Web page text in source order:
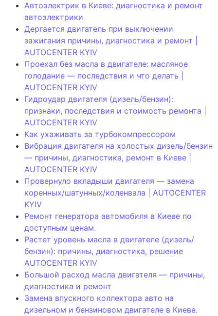
Автоэлектрик в Киеве: диагностика и ремонт
автоэлектрики
Дергается двигатель при выключении
зажигания причины, диагностика и ремонт |
AUTOCENTER KYIV
Проехал без масла в двигателе: масляное
голодание — последствия и что делать |
AUTOCENTER KYIV
Гидроудар двигателя (дизель/бензин):
признаки, последствия и стоимость ремонта |
AUTOCENTER KYIV
Как ухаживать за турбокомпрессором
Вибрация двигателя на холостых дизель/бензин
— причины, диагностика, ремонт в Киеве |
AUTOCENTER KYIV
Провернуло вкладыши двигателя — замена
коренных/шатунных/коленвала | AUTOCENTER
KYIV
Ремонт генератора автомобиля в Киеве по
доступным ценам.
Растет уровень масла в двигателе (дизель/
бензин): причины, диагностика, решение
AUTOCENTER KYIV
Большой расход масла двигателя — причины,
диагностика и ремонт
Замена впускного коллектора авто на
дизельном и бензиновом двигателе в Киеве.